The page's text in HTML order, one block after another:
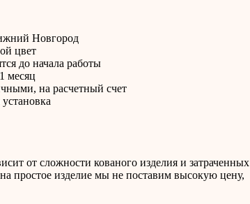
Новгород
цвет
до начала работы
1 месяц
на расчетный счет
от сложности кованого изделия и затраченных
простое изделие мы не поставим высокую цену,